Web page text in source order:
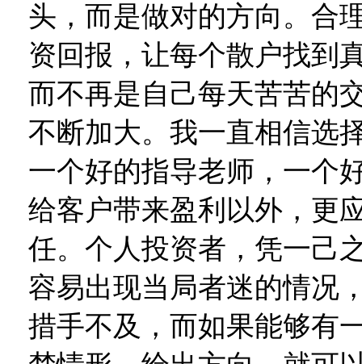
头，而是做对的方向。合
资回报，让每个散户找到
而不再是自己每天苦苦的
不断加大。我一直相信选
一个好的指导老师，一个
给客户带来盈利以外，更
任。个人投资者，凭一己
容易出现当局者迷的情况
措手不及，而如果能够有